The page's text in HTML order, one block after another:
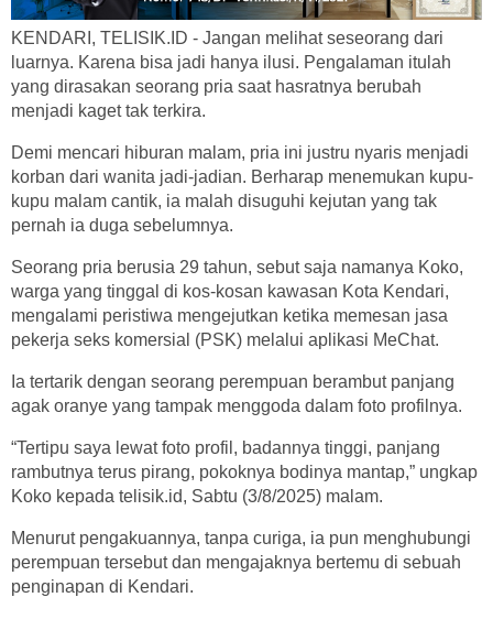
KENDARI, TELISIK.ID - Jangan melihat seseorang dari
luarnya. Karena bisa jadi hanya ilusi. Pengalaman itulah
yang dirasakan seorang pria saat hasratnya berubah
menjadi kaget tak terkira.
Demi mencari hiburan malam, pria ini justru nyaris menjadi
korban dari wanita jadi-jadian. Berharap menemukan kupu-
kupu malam cantik, ia malah disuguhi kejutan yang tak
pernah ia duga sebelumnya.
Seorang pria berusia 29 tahun, sebut saja namanya Koko,
warga yang tinggal di kos-kosan kawasan Kota Kendari,
mengalami peristiwa mengejutkan ketika memesan jasa
pekerja seks komersial (PSK) melalui aplikasi MeChat.
Ia tertarik dengan seorang perempuan berambut panjang
agak oranye yang tampak menggoda dalam foto profilnya.
“Tertipu saya lewat foto profil, badannya tinggi, panjang
rambutnya terus pirang, pokoknya bodinya mantap,” ungkap
Koko kepada telisik.id, Sabtu (3/8/2025) malam.
Menurut pengakuannya, tanpa curiga, ia pun menghubungi
perempuan tersebut dan mengajaknya bertemu di sebuah
penginapan di Kendari.